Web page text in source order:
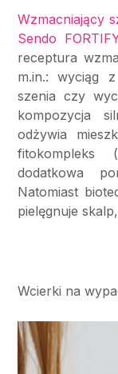
Wzmacniający
Sendo
receptura
m.in.: wyciąg
szenia czy
kompozycja
odżywia
fitokompleks
dodatkowa
Natomiast
pielęgnuje
Wcierki na